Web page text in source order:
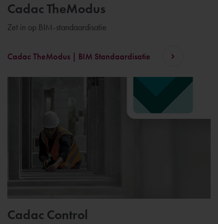
Cadac TheModus
Zet in op BIM-standaardisatie
Cadac TheModus | BIM Standaardisatie
Cadac Control